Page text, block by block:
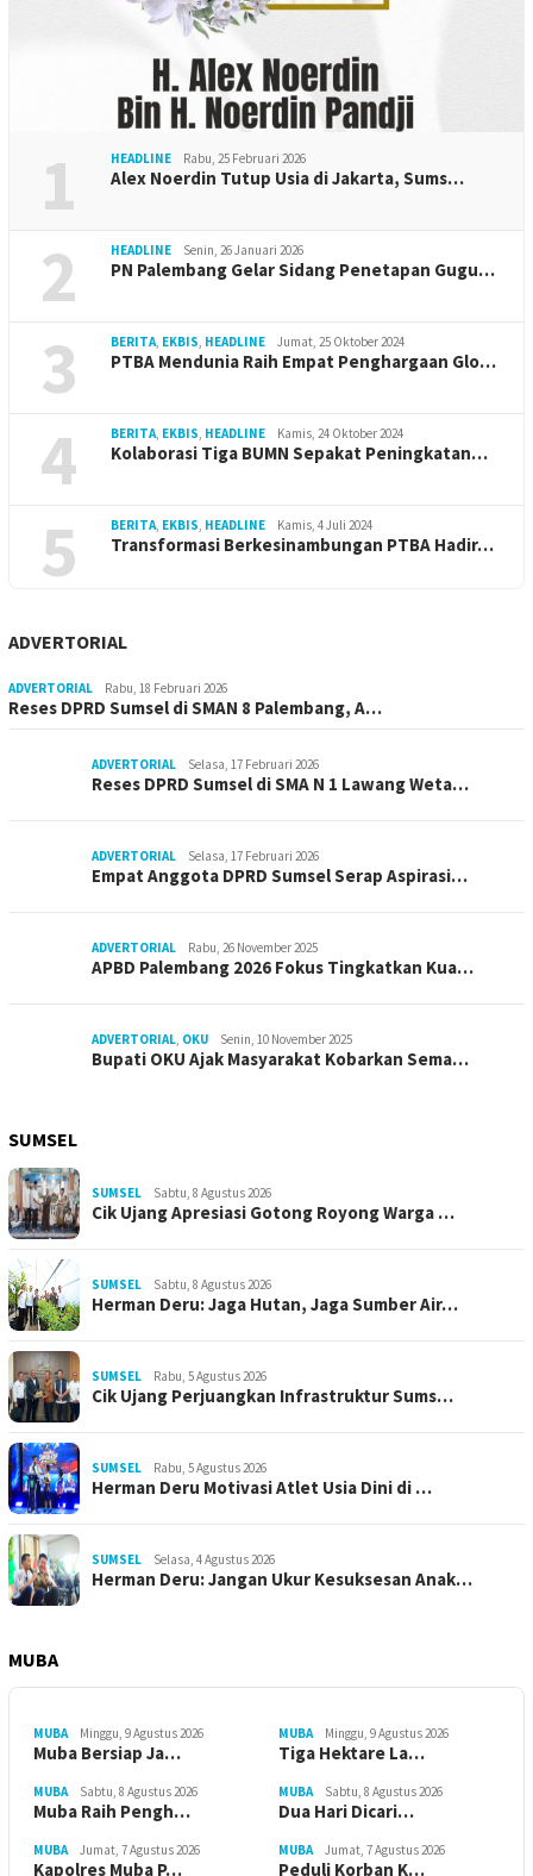
1 HEADLINE Rabu, 25 Februari 2026
Alex Noerdin Tutup Usia di Jakarta, Sums…
2 HEADLINE Senin, 26 Januari 2026
PN Palembang Gelar Sidang Penetapan Gugu…
3 BERITA EKBIS HEADLINE Jumat, 25 Oktober 2024
PTBA Mendunia Raih Empat Penghargaan Glo…
4 BERITA EKBIS HEADLINE Kamis, 24 Oktober 2024
Kolaborasi Tiga BUMN Sepakat Peningkatan…
5 BERITA EKBIS HEADLINE Kamis, 4 Juli 2024
Transformasi Berkesinambungan PTBA Hadir…
ADVERTORIAL
ADVERTORIAL Rabu, 18 Februari 2026
Reses DPRD Sumsel di SMAN 8 Palembang, A…
ADVERTORIAL Selasa, 17 Februari 2026
Reses DPRD Sumsel di SMA N 1 Lawang Weta…
ADVERTORIAL Selasa, 17 Februari 2026
Empat Anggota DPRD Sumsel Serap Aspirasi…
ADVERTORIAL Rabu, 26 November 2025
APBD Palembang 2026 Fokus Tingkatkan Kua…
ADVERTORIAL OKU Senin, 10 November 2025
Bupati OKU Ajak Masyarakat Kobarkan Sema…
SUMSEL
SUMSEL Sabtu, 8 Agustus 2026
Cik Ujang Apresiasi Gotong Royong Warga …
SUMSEL Sabtu, 8 Agustus 2026
Herman Deru: Jaga Hutan, Jaga Sumber Air…
SUMSEL Rabu, 5 Agustus 2026
Cik Ujang Perjuangkan Infrastruktur Sums…
SUMSEL Rabu, 5 Agustus 2026
Herman Deru Motivasi Atlet Usia Dini di …
SUMSEL Selasa, 4 Agustus 2026
Herman Deru: Jangan Ukur Kesuksesan Anak…
MUBA
MUBA Minggu, 9 Agustus 2026
Muba Bersiap Ja…
MUBA Minggu, 9 Agustus 2026
Tiga Hektare La…
MUBA Sabtu, 8 Agustus 2026
Muba Raih Pengh…
MUBA Sabtu, 8 Agustus 2026
Dua Hari Dicari…
MUBA Jumat, 7 Agustus 2026
Kapolres Muba P…
MUBA Jumat, 7 Agustus 2026
Peduli Korban K…